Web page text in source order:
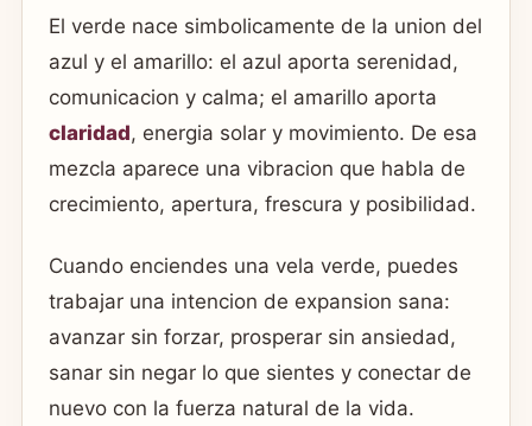
El verde nace simbolicamente de la union del
azul y el amarillo: el azul aporta serenidad,
comunicacion y calma; el amarillo aporta
claridad, energia solar y movimiento. De esa
mezcla aparece una vibracion que habla de
crecimiento, apertura, frescura y posibilidad.
Cuando enciendes una vela verde, puedes
trabajar una intencion de expansion sana:
avanzar sin forzar, prosperar sin ansiedad,
sanar sin negar lo que sientes y conectar de
nuevo con la fuerza natural de la vida.